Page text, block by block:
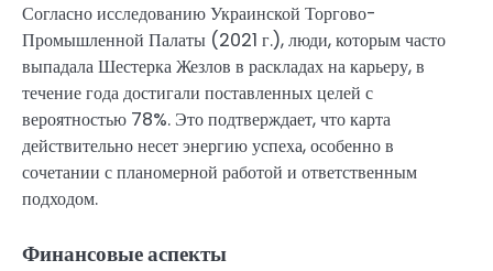
Согласно исследованию Украинской Торгово-
Промышленной Палаты (2021 г.), люди, которым часто
выпадала Шестерка Жезлов в раскладах на карьеру, в
течение года достигали поставленных целей с
вероятностью 78%. Это подтверждает, что карта
действительно несет энергию успеха, особенно в
сочетании с планомерной работой и ответственным
подходом.
Финансовые аспекты